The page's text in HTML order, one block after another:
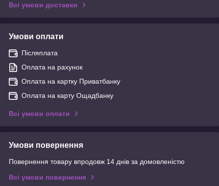
Всі умови доставки
Умови оплати
Післяплата
Оплата на рахунок
Оплата на картку Приватбанку
Оплата на карту Ощадбанку
Всі умови оплати
Умови повернення
Повернення товару впродовж 14 днів за домовленістю
Всі умови повернення